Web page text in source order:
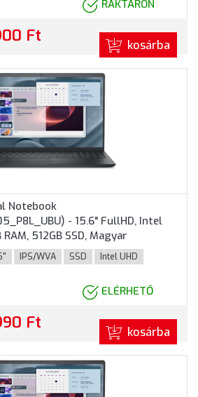
RAKTÁRON
Ft kosárba
Notebook
- 15.6" FullHD, Intel
512GB SSD, Magyar
rendszer nélkül, 3 év garancia,
IPS/WVA SSD Intel UHD
ELÉRHETŐ
Ft kosárba